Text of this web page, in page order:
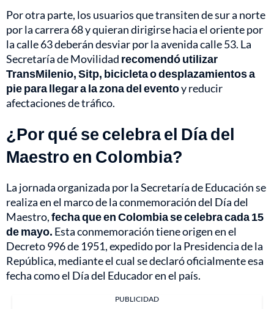
Por otra parte, los usuarios que transiten de sur a norte
por la carrera 68 y quieran dirigirse hacia el oriente por
la calle 63 deberán desviar por la avenida calle 53. La
Secretaría de Movilidad recomendó utilizar
TransMilenio, Sitp, bicicleta o desplazamientos a
pie para llegar a la zona del eventoy reducir
afectaciones de tráfico.
¿Por qué se celebra el Día del
Maestro en Colombia?
La jornada organizada por la Secretaría de Educación se
realiza en el marco de la conmemoración del Día del
Maestro,fecha que en Colombia se celebra cada 15
de mayo. Esta conmemoración tiene origen en el
Decreto 996 de 1951, expedido por la Presidencia de la
República, mediante el cual se declaró oficialmente esa
fecha como el Día del Educador en el país.
PUBLICIDAD